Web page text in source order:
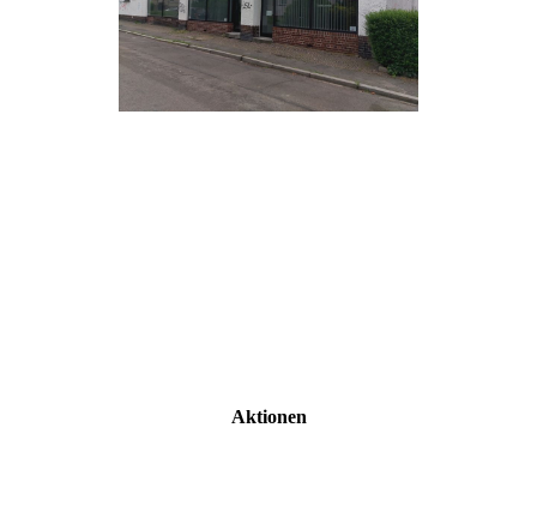
Aktionen